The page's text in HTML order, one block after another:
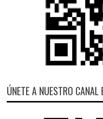
ÚNETE A NUESTRO